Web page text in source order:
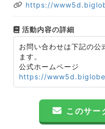
https://
活動内容の詳細
お問い合わせは下記の公
ます。
公式ホームページ
https://
このサー